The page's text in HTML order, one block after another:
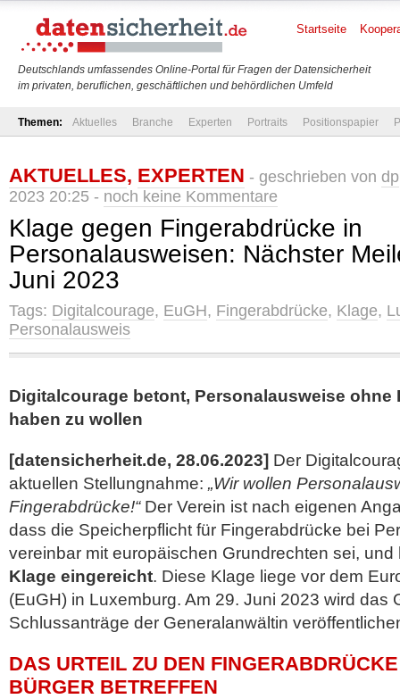
Deutschlands umfassendes Online-Portal für Fragen der Datensicherheit
im privaten, beruflichen, geschäftlichen und behördlichen Umfeld
Startseite
Themen: Aktuelles Branche Experten Portraits Positionspapier
AKTUELLES, EXPERTEN - geschrieben von dp
2023 20:25 - noch keine Kommentare
Klage gegen Fingerabdrücke in
Personalausweisen: Nächster
Juni 2023
Tags: Digitalcourage, EuGH, Fingerabdrücke, Klage,
Personalausweis
Digitalcourage betont, Personalausweise ohne
haben zu wollen
[datensicherheit.de, 28.06.2023] Der
aktuellen Stellungnahme: „Wir wollen
Fingerabdrücke!“Der Verein ist nach eigenen
dass die Speicherpflicht für Fingerabdrücke bei
vereinbar mit europäischen Grundrechten sei,
Klage eingereicht. Diese Klage liege vor dem
(EuGH) in Luxemburg. Am 29. Juni 2023 wird das
Schlussanträge der Generalanwältin
DAS URTEIL ZU DEN
BÜRGER BETREFFEN